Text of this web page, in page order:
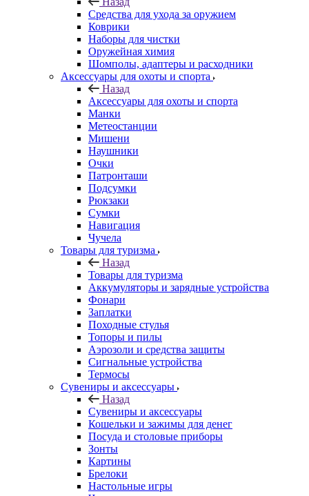
Средства для ухода за оружием
Коврики
Наборы для чистки
Оружейная химия
Шомполы, адаптеры и расходники
Аксессуары для охоты и спорта
Назад
Аксессуары для охоты и спорта
Манки
Метеостанции
Мишени
Наушники
Очки
Патронташи
Подсумки
Рюкзаки
Сумки
Навигация
Чучела
Товары для туризма
Назад
Товары для туризма
Аккумуляторы и зарядные устройства
Фонари
Заплатки
Походные стулья
Топоры и пилы
Аэрозоли и средства защиты
Сигнальные устройства
Термосы
Сувениры и аксессуары
Назад
Сувениры и аксессуары
Кошельки и зажимы для денег
Посуда и столовые приборы
Зонты
Картины
Брелоки
Настольные игры